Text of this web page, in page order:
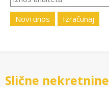
Novi unos Izračunaj
Slične nekretnine